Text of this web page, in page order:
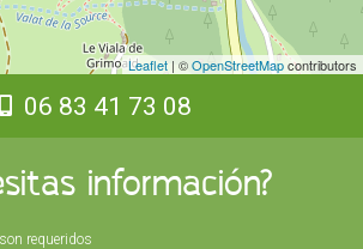
Leaflet | ©OpenStreetMapcontributors
06 83 41 73 08
información?
son requeridos